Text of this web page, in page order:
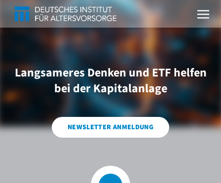
Langsameres Denken und ETF helfen
bei der Kapitalanlage
NEWSLETTER ANMELDUNG